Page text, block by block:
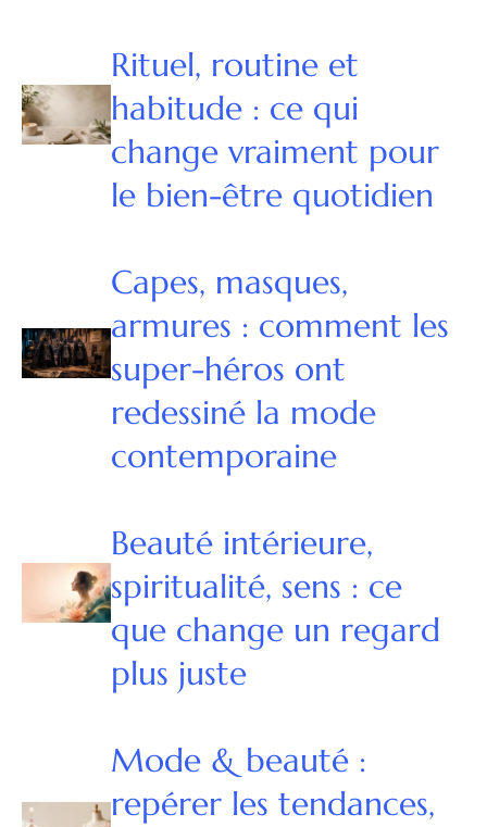
Rituel, routine et
habitude : ce qui
change vraiment pour
le bien-être quotidien
Capes, masques,
armures : comment les
super-héros ont
redessiné la mode
contemporaine
Beauté intérieure,
spiritualité, sens : ce
que change un regard
plus juste
Mode & beauté :
repérer les tendances,